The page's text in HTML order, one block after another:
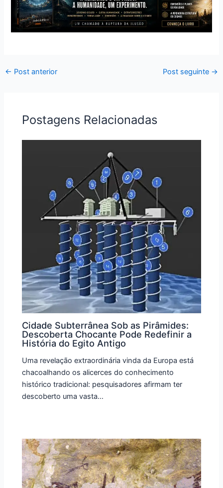
← Post anterior Post seguinte →
Postagens Relacionadas
Cidade Subterrânea Sob as Pirâmides:
Descoberta Chocante Pode Redefinir a
História do Egito Antigo
Uma revelação extraordinária vinda da Europa está
chacoalhando os alicerces do conhecimento
histórico tradicional: pesquisadores afirmam ter
descoberto uma vasta…